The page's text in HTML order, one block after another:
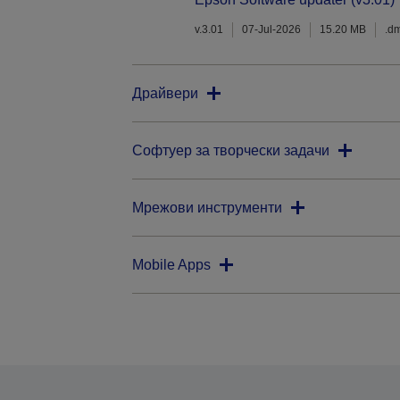
v.3.01 07-Jul-2026 15.20 MB
Драйвери
Софтуер за творчески задачи
Мрежови инструменти
Mobile Apps